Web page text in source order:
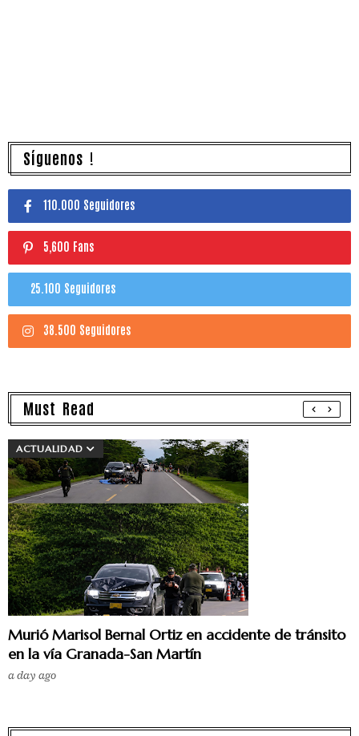
Síguenos !
110.000 Seguidores
5,600 Fans
25.100 Seguidores
38.500 Seguidores
Must Read
ACTUALIDAD
Murió Marisol Bernal Ortiz en accidente de tránsito
en la vía Granada-San Martín
a day ago